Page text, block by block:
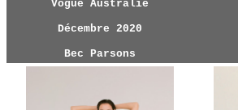
Vogue Australie
Décembre 2020
Bec Parsons